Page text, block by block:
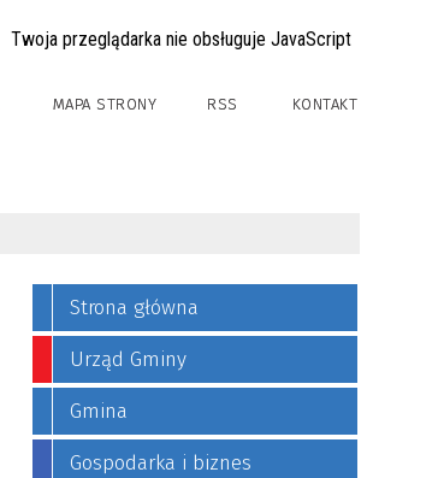
Twoja przeglądarka nie obsługuje JavaScript
MAPA STRONY RSS KONTAKT
Strona główna
Urząd Gminy
Gmina
Gospodarka i biznes